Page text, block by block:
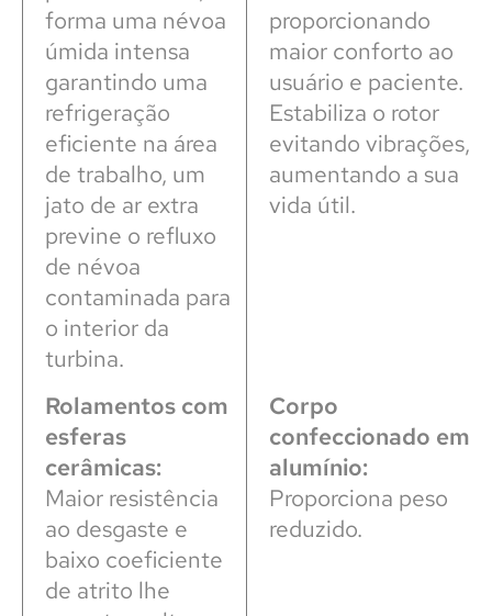
forma uma névoa
úmida intensa
garantindo uma
refrigeração
eficiente na área
de trabalho, um
jato de ar extra
previne o refluxo
de névoa
contaminada para
o interior da
turbina.
proporcionando
maior conforto ao
usuário e paciente.
Estabiliza o rotor
evitando vibrações,
aumentando a sua
vida útil.
Rolamentos com
esferas
cerâmicas:
Maior resistência
ao desgaste e
baixo coeficiente
de atrito lhe
Corpo
confeccionado em
alumínio:
Proporciona peso
reduzido.